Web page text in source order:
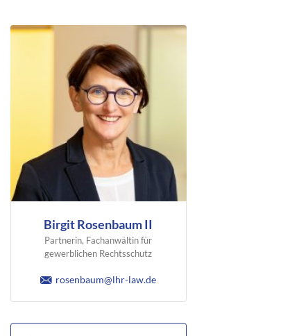
Birgit Rosenbaum II
Partnerin, Fachanwältin für
gewerblichen Rechtsschutz
rosenbaum@lhr-law.de